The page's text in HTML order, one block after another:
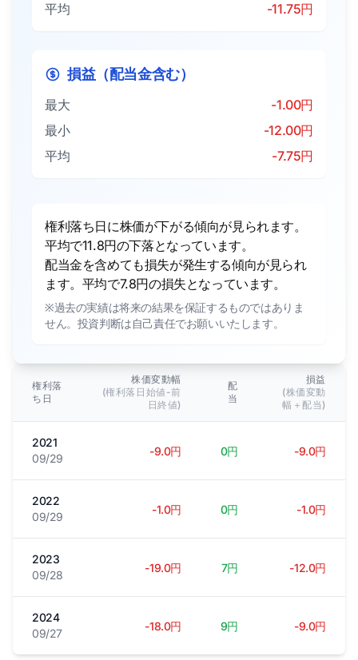
平均
-11.75円
損益（配当金含む）
最大
-1.00円
最小
-12.00円
平均
-7.75円
権利落ち日に株価が下がる傾向が見られます。
平均で11.8円の下落となっています。
配当金を含めても損失が発生する傾向が見られ
ます。平均で7.8円の損失となっています。
※過去の実績は将来の結果を保証するものではありま
せん。投資判断は自己責任でお願いいたします。
権利落
ち日
株価変動幅
(権利落日始値-前
日終値)
配
当
損益
(株価変動
幅＋配当)
2021
09/29
-9.0円 0円 -9.0円
2022
09/29
-1.0円 0円 -1.0円
2023
09/28
-19.0円 7円 -12.0円
2024
09/27
-18.0円 9円 -9.0円